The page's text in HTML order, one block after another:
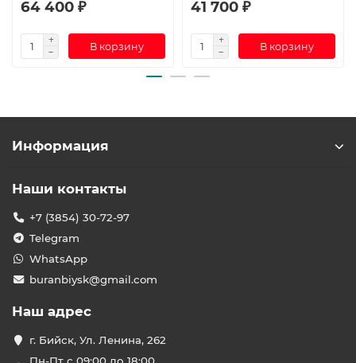
64 400 ₽
В корзину
41 700 ₽
В корзину
Информация
Наши контакты
+7 (3854) 30-72-97
Telegram
WhatsApp
buranbiysk@gmail.com
Наш адрес
г. Бийск, Ул. Ленина, 262